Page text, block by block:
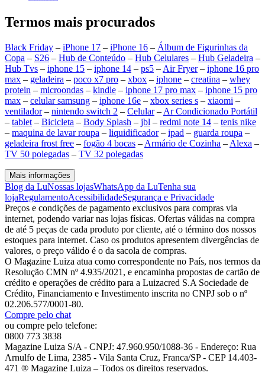
Termos mais procurados
Black Friday – iPhone 17 – iPhone 16 – Álbum de Figurinhas da
Copa – S26 – Hub de Conteúdo – Hub Celulares – Hub Geladeira –
Hub Tvs – iphone 15 – iphone 14 – ps5 – Air Fryer– iphone 16 pro
max – geladeira – poco x7 pro – xbox – iphone – creatina – whey
protein – microondas – kindle – iphone 17 pro max – iphone 15 pro
max – celular samsung – iphone 16e – xbox series s – xiaomi –
ventilador– nintendo switch 2 – Celular– Ar Condicionado Portátil
– tablet – Bicicleta – Body Splash – jbl – redmi note 14 – tenis nike
– maquina de lavar roupa – liquidificador– ipad – guarda roupa –
geladeira frost free – fogão 4 bocas – Armário de Cozinha – Alexa –
TV 50 polegadas – TV 32 polegadas
Mais informações
Blog da LuNossas lojasWhatsApp da LuTenha sua
lojaRegulamentoAcessibilidadeSegurança e Privacidade
Preços e condições de pagamento exclusivos para compras via
internet, podendo variar nas lojas físicas. Ofertas válidas na compra
de até 5 peças de cada produto por cliente, até o término dos nossos
estoques para internet. Caso os produtos apresentem divergências de
valores, o preço válido é o da sacola de compras.
O Magazine Luiza atua como correspondente no País, nos termos da
Resolução CMN nº 4.935/2021, e encaminha propostas de cartão de
crédito e operações de crédito para a Luizacred S.A Sociedade de
Crédito, Financiamento e Investimento inscrita no CNPJ sob o nº
02.206.577/0001-80.
Compre pelo chat
ou compre pelo telefone:
0800 773 3838
Magazine Luiza S/A - CNPJ: 47.960.950/1088-36 - Endereço: Rua
Arnulfo de Lima, 2385 - Vila Santa Cruz, Franca/SP - CEP 14.403-
471 ® Magazine Luiza – Todos os direitos reservados.